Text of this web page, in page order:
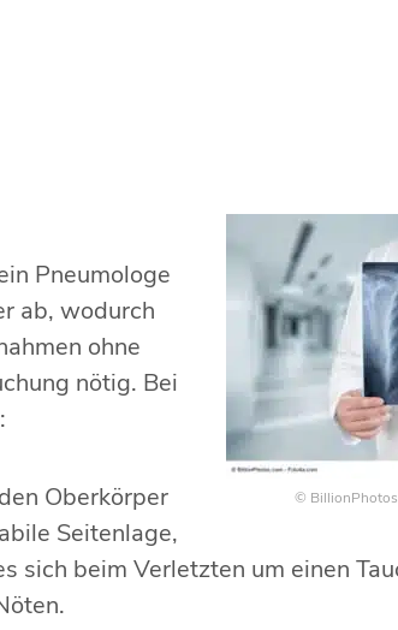
©
Pneumologe
ab, wodurch
ohne
nötig. Bei
Oberkörper
Seitenlage,
beim Verletzten um einen